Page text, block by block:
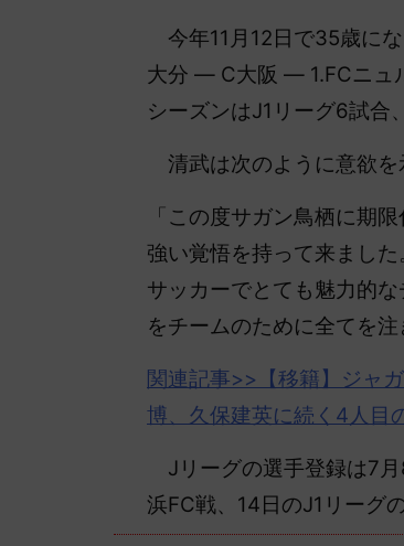
今年11月12日で35歳に
大分 ― C大阪 ― 1.FCニュ
シーズンはJ1リーグ6試合
清武は次のように意欲を
「この度サガン鳥栖に期
強い覚悟を持って来まし
サッカーでとても魅力的
をチームのために全てを
関連記事>>【移籍】ジャ
博、久保建英に続く4人目
Jリーグの選手登録は7
浜FC戦、14日のJ1リーグ